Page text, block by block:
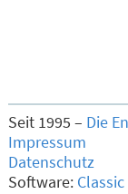
Seit 1995 – Die
Impressum
Datenschutz
Software: